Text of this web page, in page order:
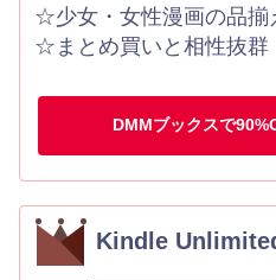
☆少女・女性漫画の品揃
☆まとめ買いと相性抜群
DMMブックスで
Kindle